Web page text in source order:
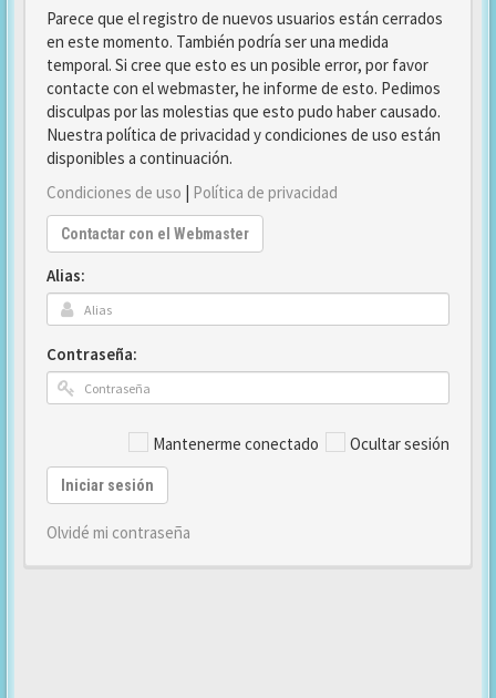
Parece que el registro de nuevos usuarios están cerrados
en este momento. También podría ser una medida
temporal. Si cree que esto es un posible error, por favor
contacte con el webmaster, he informe de esto. Pedimos
disculpas por las molestias que esto pudo haber causado.
Nuestra política de privacidad y condiciones de uso están
disponibles a continuación.
Condiciones de uso | Política de privacidad
Contactar con el Webmaster
Alias:
Contraseña:
Mantenerme conectado Ocultar sesión
Iniciar sesión
Olvidé mi contraseña